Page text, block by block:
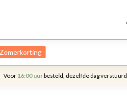
Voor 16:00 uurbesteld, dezelfde dag verstuurd